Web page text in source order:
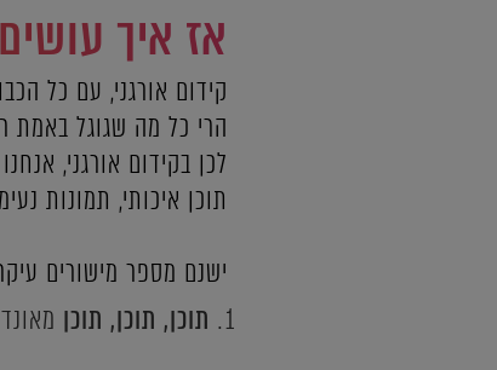
אז איך
קידום אורגני, עם כל
הרי כל מה שגוגל באמת
לכן בקידום אורגני,
תוכן איכותי, תמונות
ישנם מספר מישורים
תוכן, תוכן, תוכן